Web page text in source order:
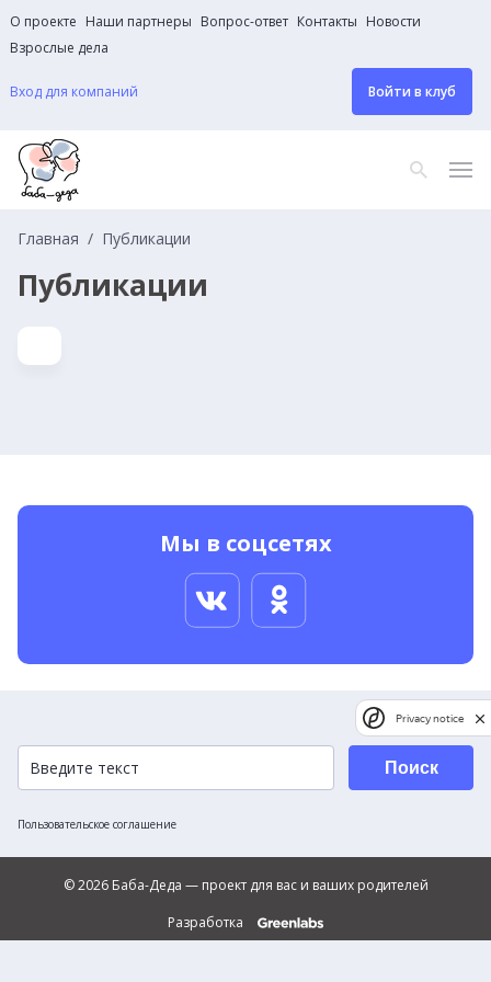
О проекте Наши партнеры Вопрос-ответ Контакты Новости
Взрослые дела
Вход для компаний Войти в клуб
Главная Публикации
Публикации
Мы в соцсетях
Пользовательское соглашение
Поиск
© 2026 Баба-Деда — проект для вас и ваших родителей
Разработка
Privacy notice